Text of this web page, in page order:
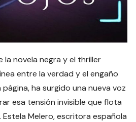
la novela negra y el thriller
entre la verdad y el engaño
ha surgido una nueva voz
esa tensión invisible que flota
Melero, escritora española